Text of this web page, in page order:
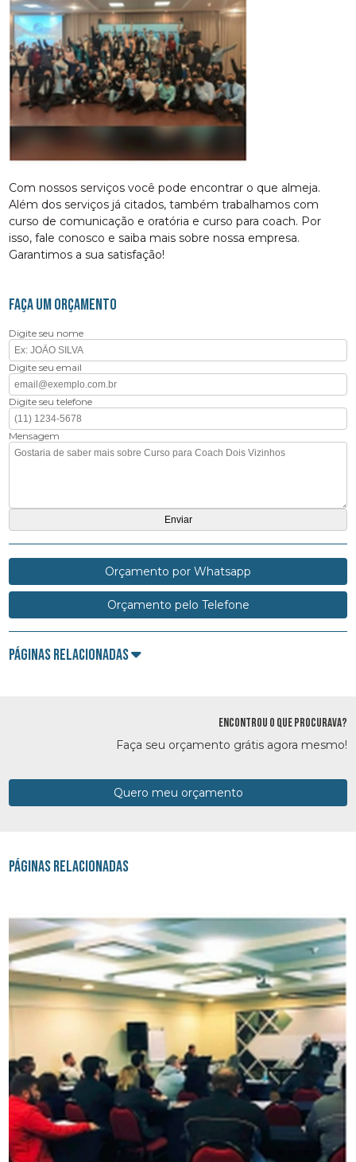
Com nossos serviços você pode encontrar o que almeja.
Além dos serviços já citados, também trabalhamos com
curso de comunicação e oratória e curso para coach. Por
isso, fale conosco e saiba mais sobre nossa empresa.
Garantimos a sua satisfação!
FAÇA UM ORÇAMENTO
Digite seu nome
Digite seu email
Digite seu telefone
Mensagem
Orçamento por Whatsapp
Orçamento pelo Telefone
Páginas Relacionadas
ENCONTROU O QUE PROCURAVA?
Faça seu orçamento grátis agora mesmo!
Quero meu orçamento
Páginas Relacionadas